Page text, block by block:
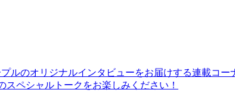
のオリジナルインタビューをお届けする連載コー
ペシャルトークをお楽しみください！